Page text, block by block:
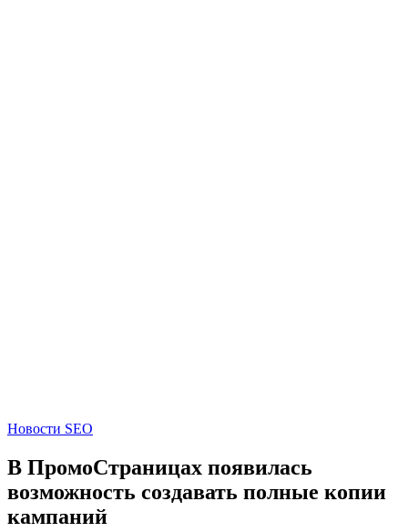
Новости SEO
В ПромоСтраницах появилась
возможность создавать полные копии
кампаний